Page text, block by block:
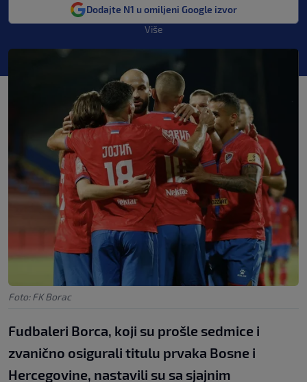
Dodajte N1 u omiljeni Google izvor
Više
Foto: FK Borac
Fudbaleri Borca, koji su prošle sedmice i
zvanično osigurali titulu prvaka Bosne i
Hercegovine, nastavili su sa sjajnim